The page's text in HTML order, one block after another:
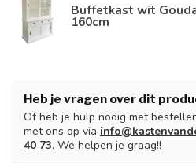
Buffetkast wit
160cm
Heb je vragen over dit
Of heb je hulp nodig met
met ons op via
40 73. We helpen je graag!!